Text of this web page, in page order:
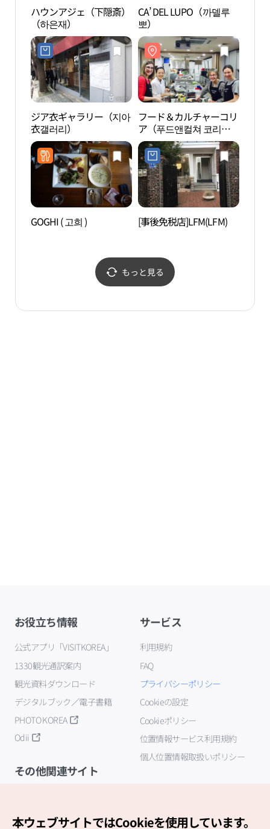
ハウンアジェ（下隠斎）
（하은재）
CA’ DEL LUPO（까델루
뽀）
ジア衣ギャラリー（지아
衣갤러리）
フード＆カルチャーコリ
ア（푸드앤컬쳐 코리
아）
GOGHI ( 고희 ) [事後免税店]LFM(LFM)
もっと見る
お役立ち情報
公式アプリ「VISITKOREA」
1330観光通訳案内
観光資料ダウンロード
デジタルブック／電子書籍
PHOTO KOREA
Odii
サービス
利用規約
FAQ
プライバシーポリシー
Cookieの設定
Cookieポリシー
位置情報サービス利用規約
個人位置情報取扱いポリシー
その他関連サイト
本ウェブサイトではCookieを使用しています。